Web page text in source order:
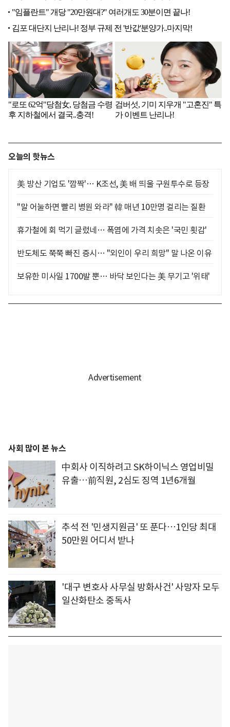
오늘의 핫뉴스
美 방산 기업도 '깜짝'… K조선, 美 배 띄울 구원투수로 등장
"말 어눌하면 빨리 병원 와라" 韓 매년 10만명 걸리는 질환
휴가철에 회 먹기 글렀네… 폭염에 가격 치솟은 '국민 횟감'
반도체도 쭉쭉 빠진 증시… "외인이 우리 희망" 말 나온 이유
보유한 미사일 1700발 뿐… 바닥 보인다는 美 무기고 '위태'
사회 많이 본 뉴스
中회사 이직하려고 SK하이닉스 영업비밀
유출…前직원, 2심도 징역 1년6개월
추석 전 '민생지원금' 또 푼다…1인당 최대
50만원 어디서 받나
'대구 변호사 사무실 방화사건' 사망자 모두
일산화탄소 중독사